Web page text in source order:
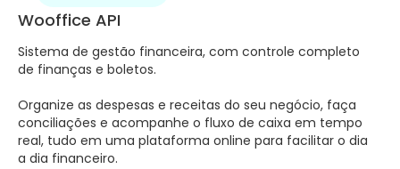
Wooffice API
Sistema de gestão financeira, com controle completo
de finanças e boletos.
Organize as despesas e receitas do seu negócio, faça
conciliações e acompanhe o fluxo de caixa em tempo
real, tudo em uma plataforma online para facilitar o dia
a dia financeiro.